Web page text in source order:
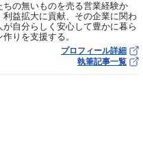
の無いものを売る営業経験か
益拡大に貢献、その企業に関わ
自分らしく安心して豊かに暮ら
りを支援する。
プロフィール詳細
執筆記事一覧